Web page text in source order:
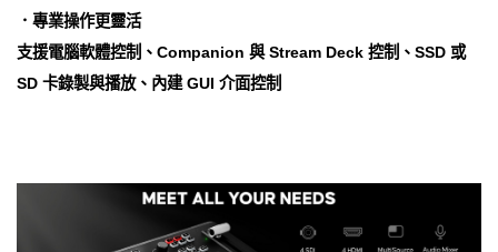
．專業操作更靈活
支援電腦軟體控制、Companion 與 Stream Deck 控制、SSD 或
SD 卡錄製與播放、內建 GUI 介面控制